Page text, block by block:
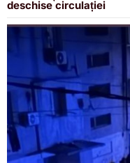
deschise circulației